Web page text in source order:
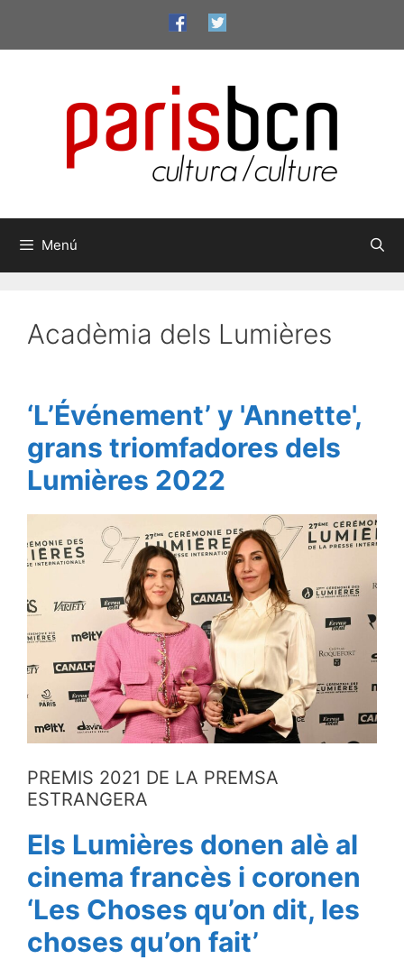
contingut
Menú
Acadèmia dels Lumières
‘L’Événement’ y 'Annette',
grans triomfadores dels
Lumières 2022
PREMIS 2021 DE LA PREMSA
ESTRANGERA
Els Lumières donen alè al
cinema francès i coronen
‘Les Choses qu’on dit, les
choses qu’on fait’